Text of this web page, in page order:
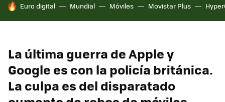
HOY SE HABLA DE
Euro digital Mundial Móviles Movistar Plus
La última guerra de Apple y
Google es con la policía británica.
La culpa es del disparatado